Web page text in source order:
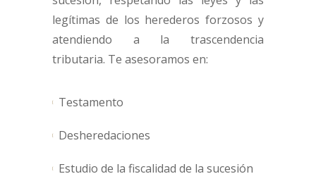
legítimas de los herederos forzosos y
atendiendo a la trascendencia
tributaria. Te asesoramos en:
Testamento
Desheredaciones
Estudio de la fiscalidad de la sucesión